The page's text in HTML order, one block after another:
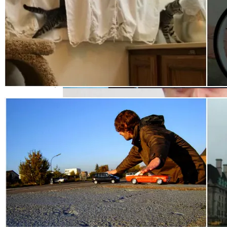
Легковушку: Двое Погибших
Прокурор Хмельницкой Области Умер
От Осложнений Коронавируса
Тёмная Сторона Детских Шоу: Куда
Пропал Скандальный Создатель
Никелодеона